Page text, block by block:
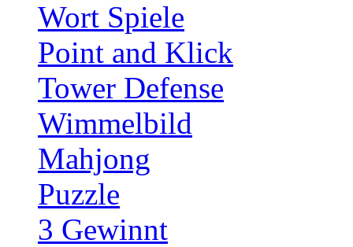
Wort Spiele
Point and Klick
Tower Defense
Wimmelbild
Mahjong
Puzzle
3 Gewinnt